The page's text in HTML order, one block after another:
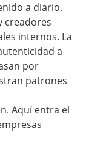
a diario.
creadores
internos. La
a
por
patrones
Aquí entra el